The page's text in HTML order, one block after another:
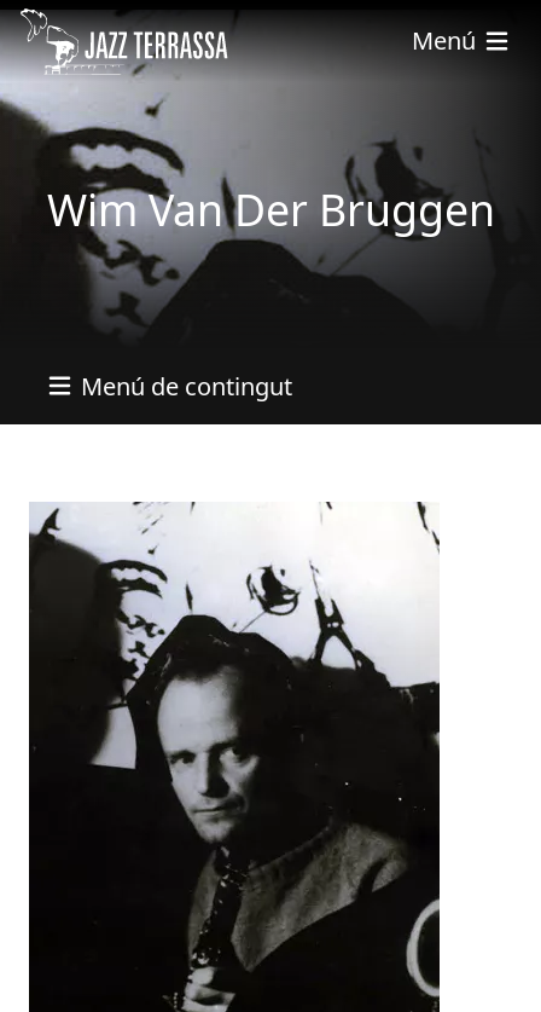
Vés al contingut
Menú
Wim Van Der Bruggen
Menú de contingut
Imatges
Image